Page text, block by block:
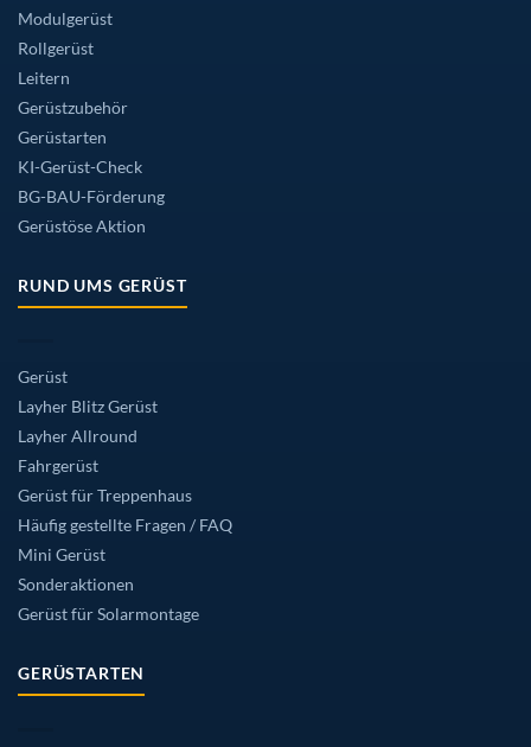
Modulgerüst
Rollgerüst
Leitern
Gerüstzubehör
Gerüstarten
KI-Gerüst-Check
BG-BAU-Förderung
Gerüstöse Aktion
RUND UMS GERÜST
Gerüst
Layher Blitz Gerüst
Layher Allround
Fahrgerüst
Gerüst für Treppenhaus
Häufig gestellte Fragen / FAQ
Mini Gerüst
Sonderaktionen
Gerüst für Solarmontage
GERÜSTARTEN